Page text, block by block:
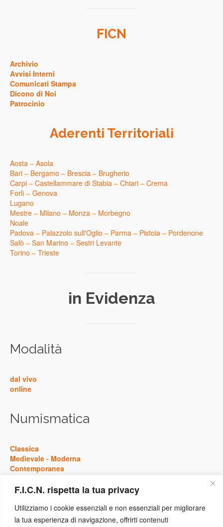
F.I.C.N. rispetta la tua privacy
Utilizziamo i cookie essenziali e non essenziali per migliorare
la tua esperienza di navigazione, offrirti contenuti
FICN
Archivio
Avvisi Interni
Comunicati Stampa
Dicono di Noi
Patrocinio
Aderenti Territoriali
Aosta – Asola
Bari – Bergamo – Brescia – Brugherio
Carpi – Castellammare di Stabia – Chiari – Crema
Forlì – Genova
Lugano
Mestre – Milano – Monza – Morbegno
Noale
Padova – Palazzolo sull'Oglio – Parma – Pistoia – Pordenone
Salò – San Marino – Sestri Levante
Torino – Trieste
in Evidenza
Modalità
dal vivo
online
Numismatica
Classica
Medievale - Moderna
Contemporanea
Storia